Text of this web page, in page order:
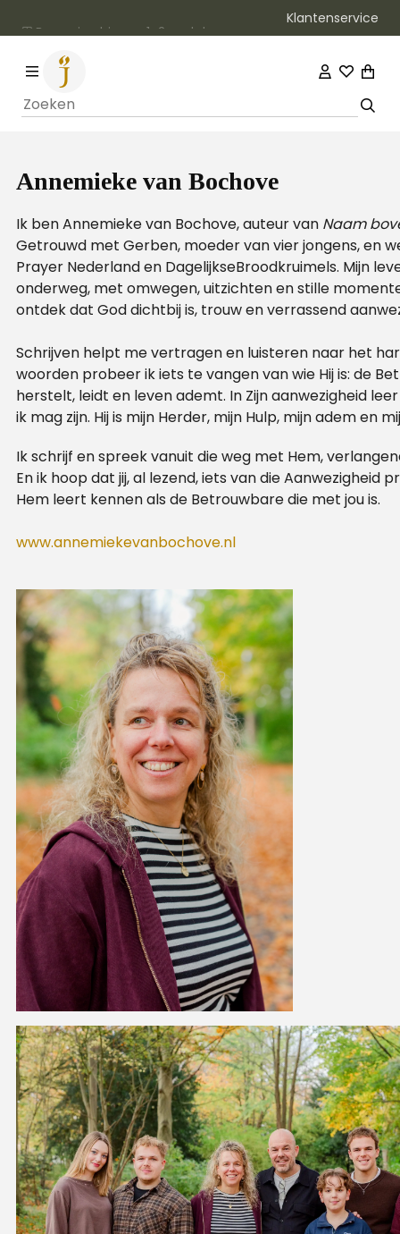
Klantenservice
Annemieke van Bochove
Ik ben Annemieke van Bochove, auteur van Naam
Getrouwd met Gerben, moeder van vier jongens, en
Prayer Nederland en DagelijkseBroodkruimels. Mijn
onderweg, met omwegen, uitzichten en stille
ontdek dat God dichtbij is, trouw en verrassend
Schrijven helpt me vertragen en luisteren naar het
woorden probeer ik iets te vangen van wie Hij is: de
herstelt, leidt en leven ademt. In Zijn aanwezigheid leer
ik mag zijn. Hij is mijn Herder, mijn Hulp, mijn adem en
Ik schrijf en spreek vanuit die weg met Hem,
En ik hoop dat jij, al lezend, iets van die Aanwezigheid
Hem leert kennen als de Betrouwbare die met jou is.
www.annemiekevanbochove.nl